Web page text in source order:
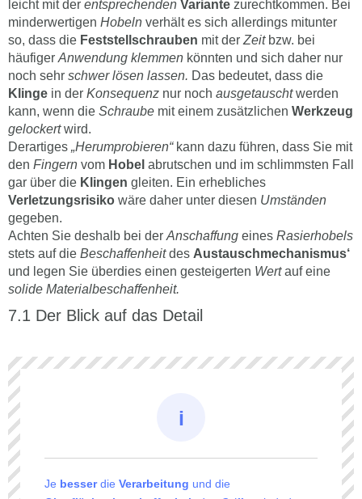
leicht mit der entsprechenden Variante zurechtkommen. Bei
minderwertigen Hobeln verhält es sich allerdings mitunter
so, dass die Feststellschrauben mit der Zeitbzw. bei
häufiger Anwendung klemmen könnten und sich daher nur
noch sehr schwer lösen lassen. Das bedeutet, dass die
Klinge in der Konsequenz nur noch ausgetauschtwerden
kann, wenn die Schraube mit einem zusätzlichen Werkzeug
gelockertwird.
Derartiges „Herumprobieren“kann dazu führen, dass Sie mit
den Fingern vom Hobel abrutschen und im schlimmsten Fall
gar über die Klingen gleiten. Ein erhebliches
Verletzungsrisiko wäre daher unter diesen Umständen
gegeben.
Achten Sie deshalb bei der Anschaffung eines Rasierhobels
stets auf die Beschaffenheitdes Austauschmechanismus‘
und legen Sie überdies einen gesteigerten Wertauf eine
solide Materialbeschaffenheit.
Der Blick auf das Detail
Je besserdie Verarbeitung und die